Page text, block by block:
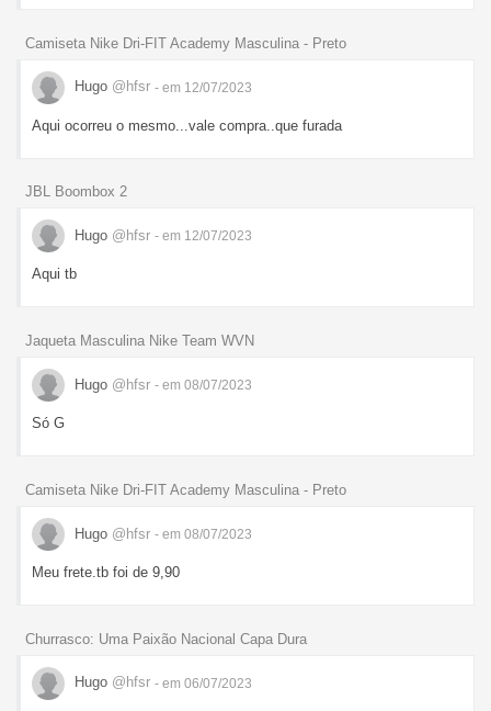
Camiseta Nike Dri-FIT Academy Masculina - Preto
Hugo @hfsr - em 12/07/2023
Aqui ocorreu o mesmo...vale compra..que furada
JBL Boombox 2
Hugo @hfsr - em 12/07/2023
Aqui tb
Jaqueta Masculina Nike Team WVN
Hugo @hfsr - em 08/07/2023
Só G
Camiseta Nike Dri-FIT Academy Masculina - Preto
Hugo @hfsr - em 08/07/2023
Meu frete.tb foi de 9,90
Churrasco: Uma Paixão Nacional Capa Dura
Hugo @hfsr - em 06/07/2023